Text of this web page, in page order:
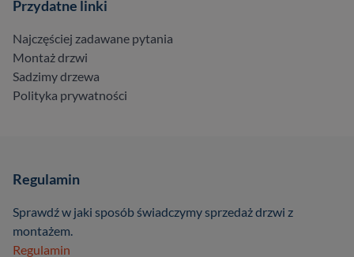
Przydatne linki
Najczęściej zadawane pytania
Montaż drzwi
Sadzimy drzewa
Polityka prywatności
Regulamin
Sprawdź w jaki sposób świadczymy sprzedaż drzwi z
montażem.
Regulamin